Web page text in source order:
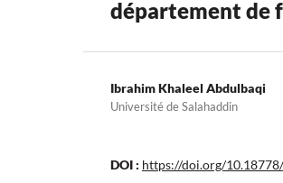
département de
Ibrahim Khaleel Abdulbaqi
Université de Salahaddin
DOI : https://doi.org/